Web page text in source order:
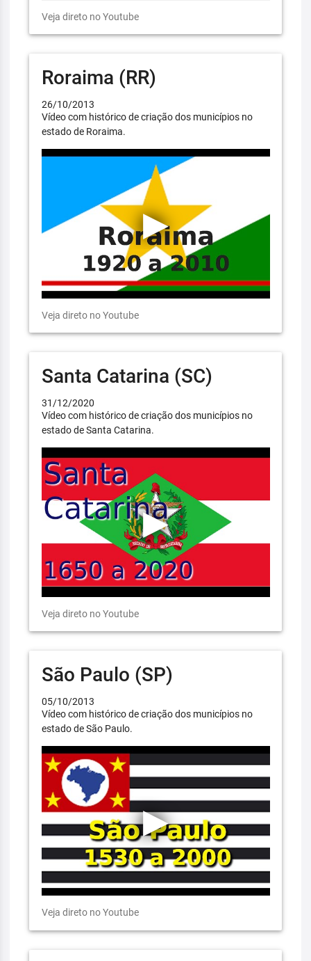
Veja direto no Youtube
Roraima (RR)
26/10/2013
Vídeo com histórico de criação dos municípios no
estado de Roraima.
Veja direto no Youtube
Santa Catarina (SC)
31/12/2020
Vídeo com histórico de criação dos municípios no
estado de Santa Catarina.
Veja direto no Youtube
São Paulo (SP)
05/10/2013
Vídeo com histórico de criação dos municípios no
estado de São Paulo.
Veja direto no Youtube